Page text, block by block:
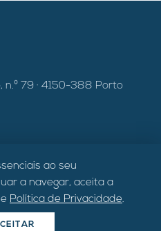
79 · 4150-388 Porto
ao seu
a navegar, aceita a
e Política de Privacidade.